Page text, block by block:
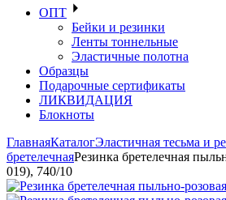
ОПТ
Бейки и резинки
Ленты тоннельные
Эластичные полотна
Образцы
Подарочные сертификаты
ЛИКВИДАЦИЯ
Блокноты
ГлавнаяКаталогЭластичная тесьма и
бретелечнаяРезинка бретелечная
019), 740/10